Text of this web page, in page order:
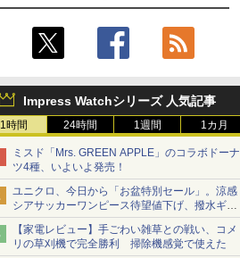
Impress Watchシリーズ 人気記事
1時間 24時間 1週間 1カ月
ミスド「Mrs. GREEN APPLE」のコラボドーナ
ツ4種、いよいよ発売！
ユニクロ、今日から「お盆特別セール」。涼感
シアサッカーワンピース待望値下げ、撥水ギア
ショーツは1990円に
【家電レビュー】手ごわい雑草との戦い、コメ
リの草刈機で完全勝利 掃除機感覚で使えた